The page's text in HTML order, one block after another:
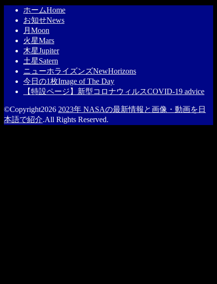
ホームHome
お知せNews
月 Moon
火星Mars
木星Jupiter
土星Satern
ニューホライズンズNewHorizons
今日の1枚Image of The Day
【特設ページ】新型コロナウィルスCOVID-19 advice
©Copyright2026 2023年 NASAの最新情報と画像・動画を日
本語で紹介.All Rights Reserved.